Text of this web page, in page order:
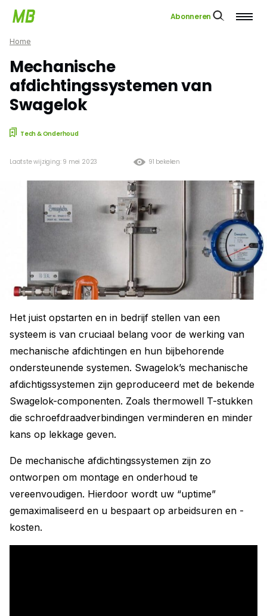
Abonneren
Home
Mechanische
afdichtingssystemen van
Swagelok
Tech & Onderhoud
91 bekeken
Laatste wijziging: 9 mei 2023
Het juist opstarten en in bedrijf stellen van een
systeem is van cruciaal belang voor de werking van
mechanische afdichtingen en hun bijbehorende
ondersteunende systemen. Swagelok’s mechanische
afdichtigssystemen zijn geproduceerd met de bekende
Swagelok-componenten. Zoals thermowell T-stukken
die schroefdraadverbindingen verminderen en minder
kans op lekkage geven.
De mechanische afdichtingssystemen zijn zo
ontworpen om montage en onderhoud te
vereenvoudigen. Hierdoor wordt uw “uptime”
gemaximaliseerd en u bespaart op arbeidsuren en -
kosten.